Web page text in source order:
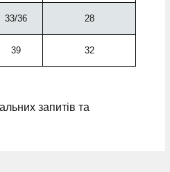
33/36 28
39 32
запитів та